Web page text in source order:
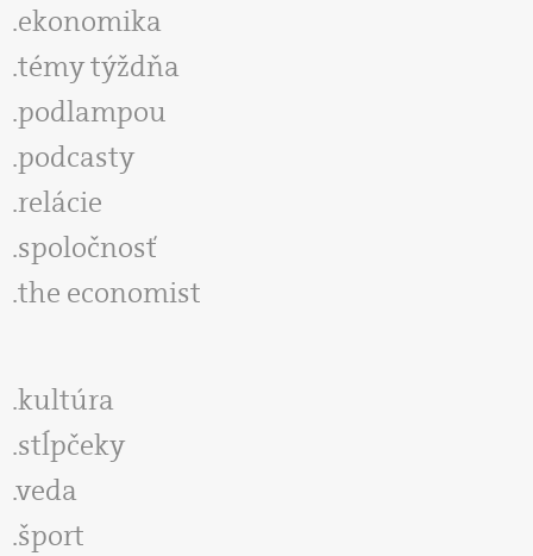
ekonomika
témy týždňa
podlampou
podcasty
relácie
spoločnosť
the economist
kultúra
stĺpčeky
veda
šport